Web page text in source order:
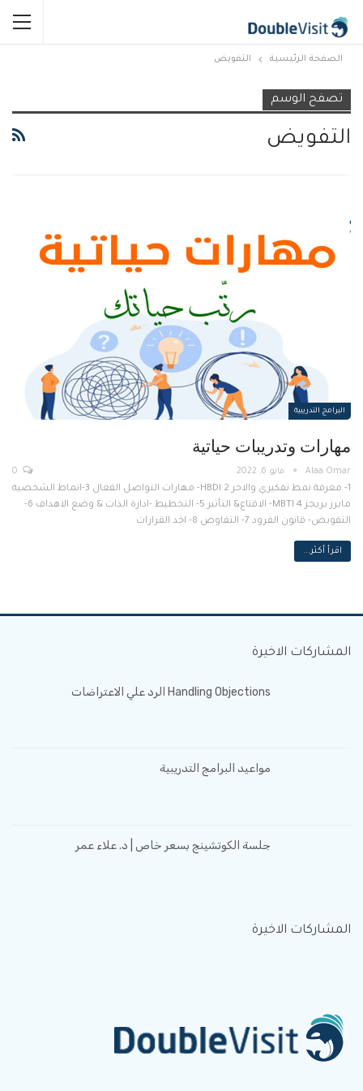
الصفحة الرئيسية التفويض
تصفح الوسم
التفويض
البرامج التدريبية
مهارات وتدريبات حياتية
مايو 6, 2022
1- معرفة نمط تفكيري والاخر HBDI 2- مهارات التواصل الفعال 3-انماط الشخصية
مايرز بريجز MBTI 4- الاقناع& التأثير 5- التخطيط -ادارة الذات & وضع الاهداف 6-
التفويض- قانون القرود 7- التفاوض 8- اخد القرارات
اقرأ أكثر...
المشاركات الاخيرة
Handling Objections الرد علي الاعتراضات
مواعيد البرامج التدريبية
جلسة الكوتشينج بسعر خاص | د. علاء عمر
المشاركات الاخيرة